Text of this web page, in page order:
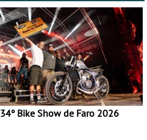
34º Bike Show de Faro 2026